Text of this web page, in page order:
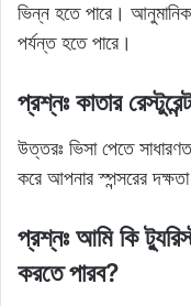
ভিন্ন হতে পারে।
পর্যন্ত হতে পারে।
প্রশ্নঃ কাতার
উত্তরঃ ভিসা পেতে
করে আপনার স্পন্সরের
প্রশ্নঃ আমি কি
করতে পারব?